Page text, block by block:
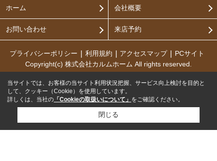
ホーム 会社概要
お問い合わせ 来店予約
プライバシーポリシー 利用規約 アクセスマップ
PCサイト
Copyright(c) 株式会社カルムホーム All rights reserved.
当サイトでは、お客様の当サイト利用状況把握、サービス向上検討を目的と
して、クッキー（Cookie）を使用しています。
詳しくは、当社の 「Cookieの取扱いについて」 をご確認ください。
閉じる